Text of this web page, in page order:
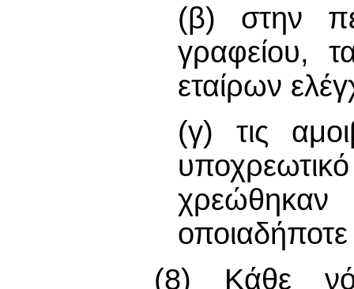
(β) στην
γραφείου,
εταίρων
(γ) τις
(8) Κάθε